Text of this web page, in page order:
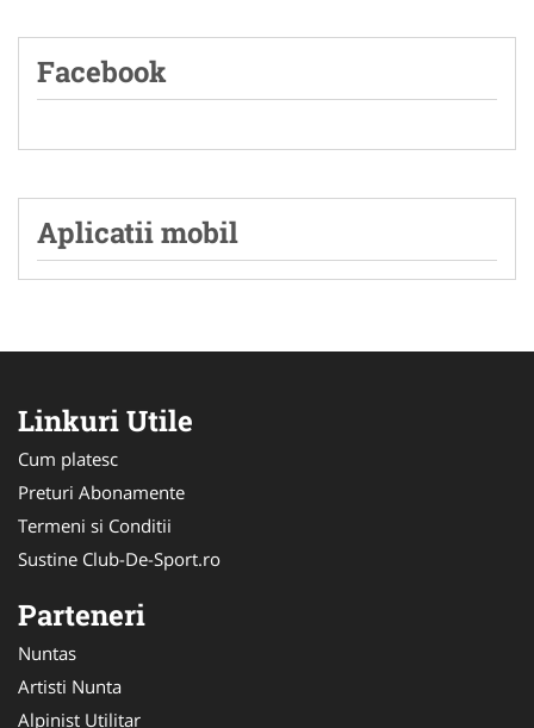
Facebook
Aplicatii mobil
Linkuri Utile
Cum platesc
Preturi Abonamente
Termeni si Conditii
Sustine Club-De-Sport.ro
Parteneri
Nuntas
Artisti Nunta
Alpinist Utilitar